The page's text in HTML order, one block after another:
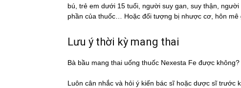
bú, trẻ em dưới 15 tuổi, người suy gan, suy thận,
phần của thuốc… Hoặc đối tượng bị nhược cơ, hôn mê
Lưu ý thời kỳ mang thai
Bà bầu mang thai uống thuốc Nexesta Fe được không?
Luôn cân nhắc và hỏi ý kiến bác sĩ hoặc dược sĩ trước